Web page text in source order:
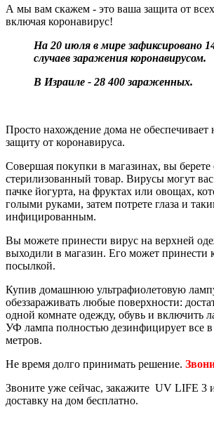
А мы вам скажем - это ваша защита от
включая коронавирус!
На 20 июля в мире зафиксировано
случаев заражения коронавирусом.
В Израиле - 28 400 зараженных.
Просто нахождение дома не обеспечивает
защиту от коронавируса.
Совершая покупки в магазинах, вы берете
стерилизованный товар. Вирусы могут
пачке йогурта, на фруктах или овощах,
голыми руками, затем потрете глаза и
инфицированным.
Вы можете принести вирус на верхней
выходили в магазин. Его может принести
посылкой.
Купив домашнюю ультрафиолетовую
обеззараживать любые поверхности:
одной комнате одежду, обувь и включить
УФ лампа полностью дезинфицирует все в
метров.
Не время долго принимать решение.
Звоните уже сейчас, закажите UV LIFE 3
доставку на дом бесплатно.